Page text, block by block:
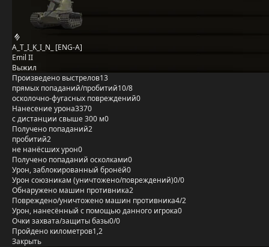
A_T_I_K_I_N_ [ENG-A]
Emil II
Выжил
Произведено выстрелов13
прямых попаданий/пробитий10/8
осколочно-фугасных повреждений0
Нанесение урона3370
с дистанции свыше 300 м0
Получено попаданий2
пробитий2
не нанёсших урон0
Получено попаданий осколками0
Урон, заблокированный бронёй0
Урон союзникам (уничтожено/повреждений)0/0
Обнаружено машин противника2
Повреждено/уничтожено машин противника4/2
Урон, нанесённый с помощью данного игрока0
Очки захвата/защиты базы0/0
Пройдено километров1,2
Закрыть